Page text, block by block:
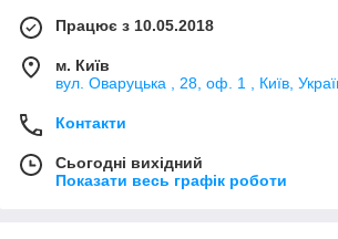
Працює з 10.05.2018
м. Київ
вул. Оваруцька , 28, оф. 1 , Київ,
Контакти
Сьогодні вихідний
Показати весь графік роботи